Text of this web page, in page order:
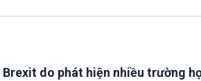
do phát hiện nhiều trường